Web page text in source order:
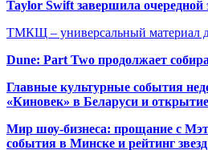
Taylor Swift завершила очередной
ТМКЩ – универсальный материал
Dune: Part Two продолжает
Главные культурные события
«Киновек» в Беларуси и
Мир шоу-бизнеса: прощание с
события в Минске и рейтинг